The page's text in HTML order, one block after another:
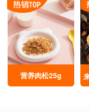
营养肉松25g